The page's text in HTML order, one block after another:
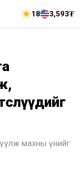
18 3,593₮
махны үнийг